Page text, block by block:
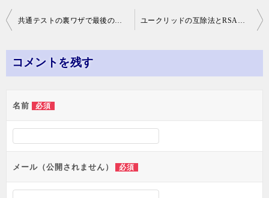
投
ナ
ビ
シ
ン
コメントを残す
名前 必須
メール（公開されません） 必須